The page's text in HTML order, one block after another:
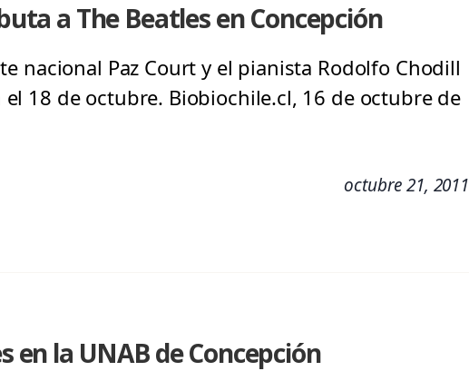
a The Beatles en Concepción
nacional Paz Court y el pianista Rodolfo Chodill
18 de octubre. Biobiochile.cl, 16 de octubre de
octubre 21, 2011
en la UNAB de Concepción